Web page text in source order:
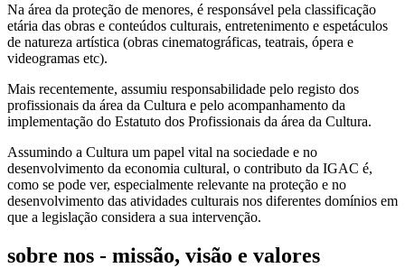
Na área da proteção de menores, é responsável pela classificação
etária das obras e conteúdos culturais, entretenimento e espetáculos
de natureza artística (obras cinematográficas, teatrais, ópera e
videogramas etc).
Mais recentemente, assumiu responsabilidade pelo registo dos
profissionais da área da Cultura e pelo acompanhamento da
implementação do Estatuto dos Profissionais da área da Cultura.
Assumindo a Cultura um papel vital na sociedade e no
desenvolvimento da economia cultural, o contributo da IGAC é,
como se pode ver, especialmente relevante na proteção e no
desenvolvimento das atividades culturais nos diferentes domínios em
que a legislação considera a sua intervenção.
sobre nos - missão, visão e valores